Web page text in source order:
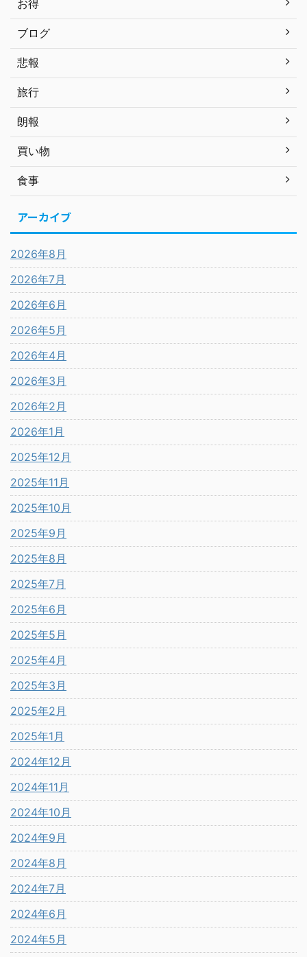
お得
ブログ
悲報
旅行
朗報
買い物
食事
アーカイブ
2026年8月
2026年7月
2026年6月
2026年5月
2026年4月
2026年3月
2026年2月
2026年1月
2025年12月
2025年11月
2025年10月
2025年9月
2025年8月
2025年7月
2025年6月
2025年5月
2025年4月
2025年3月
2025年2月
2025年1月
2024年12月
2024年11月
2024年10月
2024年9月
2024年8月
2024年7月
2024年6月
2024年5月